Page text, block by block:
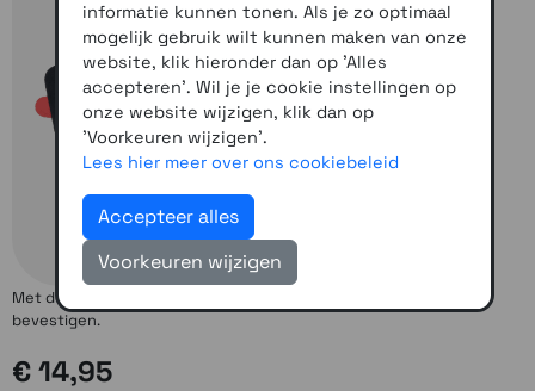
Met deze strip kan je de Packtalk Edge ook op je nieuwe helm
bevestigen.
€ 14,95
informatie kunnen tonen. Als je zo optimaal
mogelijk gebruik wilt kunnen maken van onze
website, klik hieronder dan op 'Alles
accepteren'. Wil je je cookie instellingen op
onze website wijzigen, klik dan op
'Voorkeuren wijzigen'.
Lees hier meer over ons cookiebeleid
Accepteer alles
Voorkeuren wijzigen